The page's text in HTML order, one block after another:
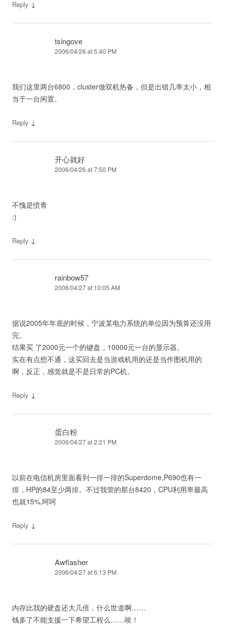
Reply ↓
tsingove
2006/04/26 at 5:40 PM
我们这里两台6800，cluster做双机热备，但是出错几率太小，相
当于一台闲置。
Reply ↓
开心就好
2006/04/26 at 7:50 PM
不愧是愤青
:)
Reply ↓
rainbow57
2006/04/27 at 10:05 AM
据说2005年年底的时候，宁波某电力系统的单位因为预算还没用
完。
结果买 了2000元一个的键盘，10000元一台的显示器。
实在有点想不通，这买回去是当游戏机用的还是当作图机用的
啊，反正，感觉就是不是日常的PC机。
Reply ↓
蛋白粉
2006/04/27 at 2:21 PM
以前在电信机房里面看到一排一排的Superdome,P690也有一
排，HP的84至少两排。不过我管的那台8420，CPU利用率最高
也就15%,呵呵
Reply ↓
Awflasher
2006/04/27 at 6:13 PM
内存比我的硬盘还大几倍，什么世道啊……
钱多了不能支援一下希望工程么……唉！